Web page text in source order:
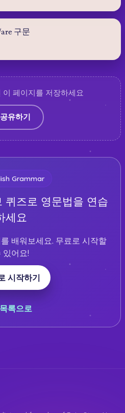
구문
페이지를 저장하세요
공유하기
Grammar
퀴즈로 영문법을 연습
세요
배워보세요. 무료로 시작할
있어요!
시작하기
록으로